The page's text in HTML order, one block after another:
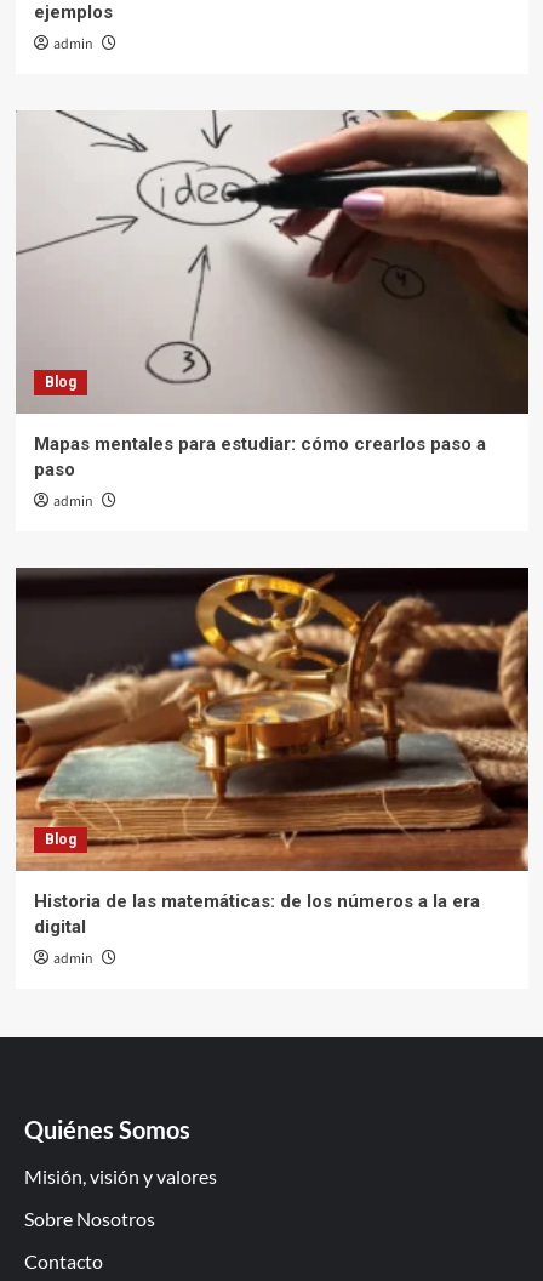
ejemplos
admin
Blog
Mapas mentales para estudiar: cómo crearlos paso a
paso
admin
Blog
Historia de las matemáticas: de los números a la era
digital
admin
Quiénes Somos
Misión, visión y valores
Sobre Nosotros
Contacto